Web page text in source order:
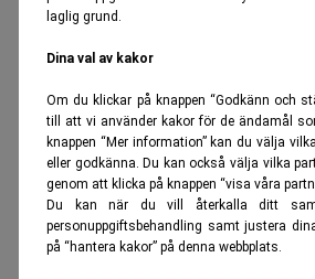
laglig grund.
Dina val av kakor
Om du klickar på knappen “Godkänn och
till att vi använder kakor för de ändamål
knappen “Mer information” kan du välja
eller godkänna. Du kan också välja vilka
genom att klicka på knappen “visa våra
Du kan när du vill återkalla ditt
personuppgiftsbehandling samt justera
på “hantera kakor” på denna webbplats.